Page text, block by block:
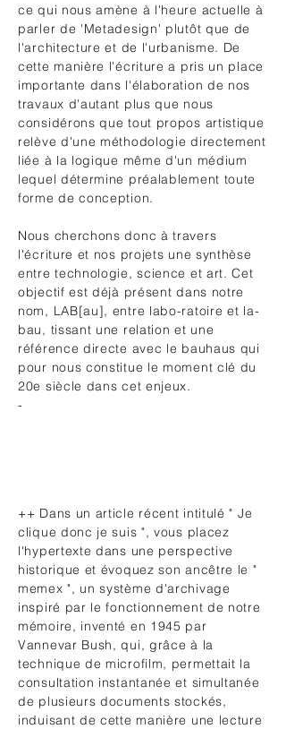
ce qui nous amène à l'heure actuelle à
parler de 'Metadesign' plutôt que de
l'architecture et de l'urbanisme. De
cette manière l'écriture a pris un place
importante dans l'élaboration de nos
travaux d'autant plus que nous
considérons que tout propos artistique
relève d'une méthodologie directement
liée à la logique même d'un médium
lequel détermine préalablement toute
forme de conception.
Nous cherchons donc à travers
l'écriture et nos projets une synthèse
entre technologie, science et art. Cet
objectif est déjà présent dans notre
nom, LAB[au], entre labo-ratoire et la-
bau, tissant une relation et une
référence directe avec le bauhaus qui
pour nous constitue le moment clé du
20e siècle dans cet enjeux.
-
++ Dans un article récent intitulé " Je
clique donc je suis ", vous placez
l'hypertexte dans une perspective
historique et évoquez son ancêtre le "
memex ", un système d'archivage
inspiré par le fonctionnement de notre
mémoire, inventé en 1945 par
Vannevar Bush, qui, grâce à la
technique de microfilm, permettait la
consultation instantanée et simultanée
de plusieurs documents stockés,
induisant de cette manière une lecture